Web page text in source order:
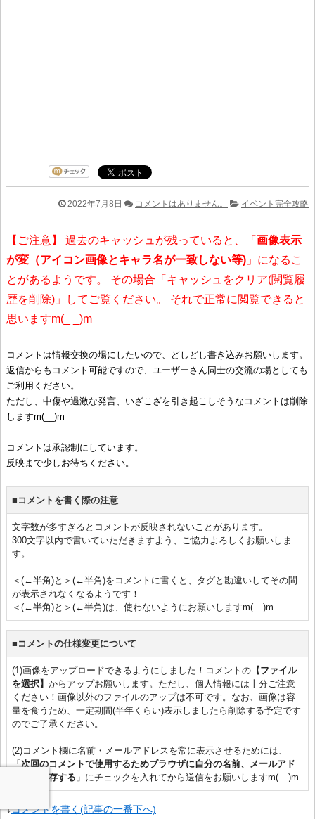
2022年7月8日 コメントはありません。 イベント完全攻略
【ご注意】 過去のキャッシュが残っていると、「 画像表示
が変（アイコン画像とキャラ名が一致しない等) 」になるこ
とがあるようです。 その場合「キャッシュをクリア(閲覧履
歴を削除)」してご覧ください。 それで正常に閲覧できると
思いますm(_ _)m
コメントは情報交換の場にしたいので、どしどし書き込みお願いします。
返信からもコメント可能ですので、ユーザーさん同士の交流の場としても
ご利用ください。
ただし、中傷や過激な発言、いざこざを引き起こしそうなコメントは削除
しますm(__)m
コメントは承認制にしています。
反映まで少しお待ちください。
■コメントを書く際の注意
文字数が多すぎるとコメントが反映されないことがあります。
300文字以内で書いていただきますよう、ご協力よろしくお願いしま
す。
＜(←半角)と＞(←半角)をコメントに書くと、タグと勘違いしてその間
が表示されなくなるようです！
＜(←半角)と＞(←半角)は、使わないようにお願いしますm(__)m
■コメントの仕様変更について
(1)画像をアップロードできるようにしました！コメントの【ファイル
を選択】 からアップお願いします。ただし、個人情報には十分ご注意
ください！画像以外のファイルのアップは不可です。なお、画像は容
量を食うため、一定期間(半年くらい)表示しましたら削除する予定です
のでご了承ください。
(2)コメント欄に名前・メールアドレスを常に表示させるためには、
「次回のコメントで使用するためブラウザに自分の名前、メールアド
レスを保存する 」にチェックを入れてから送信をお願いしますm(__)m
↓コメントを書く(記事の一番下へ)